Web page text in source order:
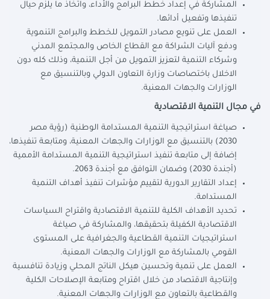
المشاركة في إعداد خطط البرامج والأداء، واتخاذ ما يلزم حيال
تنفيذها وتفعيل أدائها.
العمل على تنويع مصادر التمويل للخطط والبرامج التنموية
ودفع آليات الشراكة مع القطاع الخاص والمجتمع المدني
وشركاء التنمية لتعزيز التمويل من أجل التنمية، وذلك كله دون
الاخلال باختصاصات وزارة التعاون الدولي وبالتنسيق مع
الوزارات والجهات المعنية.
في مجال التنمية الاقتصادية
صياغة استراتيجية التنمية المستدامة الوطنية (رؤية مصر
2030) بالتنسيق مع الوزارات والجهات المعنية، ومتابعة تنفيذها،
إضافة إلى متابعة تنفيذ استراتيجية التنمية المستدامة الأممية
(أجندة 2030) وضمان التوافق مع أجندة 2063.
إعداد التقارير الدورية لتقييم مؤشرات تنفيذ أهداف التنمية
المستدامة.
تحديد الأهداف الكلية للتنمية الاقتصادية واقتراح السياسات
الاقتصادية الكفيلة بتحقيقها، والمشاركة في صياغة
استراتيجيات التنمية القطاعية والجغرافية على المستوى
القومي بالمشاركة مع الوزارات والجهات المعنية.
العمل على تنمية وتحسين هيكل الناتج المحلي وزيادة تنافسية
وإنتاجية الاقتصاد من خلال اقتراح ومتابعة الإصلاحات الكلية
والقطاعية بالتعاون مع الوزارات والجهات المعنية.